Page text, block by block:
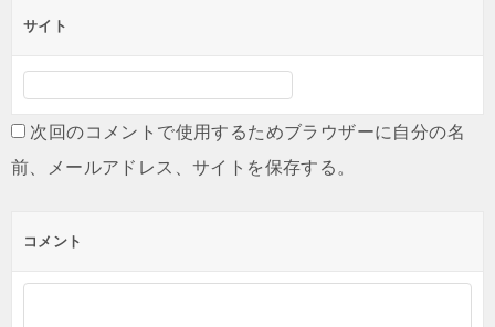
サイト
次回のコメントで使用するためブラウザーに自分の名
前、メールアドレス、サイトを保存する。
コメント